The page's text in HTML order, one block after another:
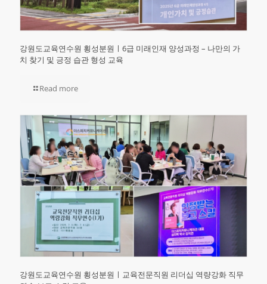
강원도교육연수원 횡성분원ㅣ6급 미래인재 양성과정 – 나만의 가
치 찾기 및 긍정 습관 형성 교육
Read more
강원도교육연수원 횡성분원ㅣ교육전문직원 리더십 역량강화 직무